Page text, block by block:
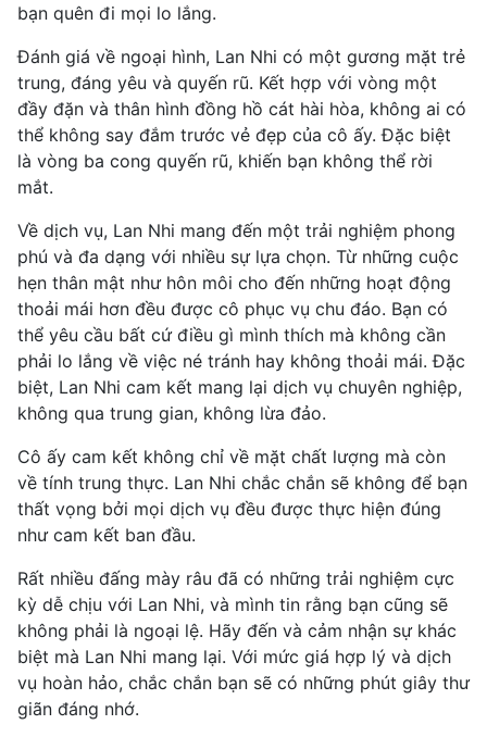
bạn quên đi mọi lo lắng.
Đánh giá về ngoại hình, Lan Nhi có một gương mặt trẻ
trung, đáng yêu và quyến rũ. Kết hợp với vòng một
đầy đặn và thân hình đồng hồ cát hài hòa, không ai có
thể không say đắm trước vẻ đẹp của cô ấy. Đặc biệt
là vòng ba cong quyến rũ, khiến bạn không thể rời
mắt.
Về dịch vụ, Lan Nhi mang đến một trải nghiệm phong
phú và đa dạng với nhiều sự lựa chọn. Từ những cuộc
hẹn thân mật như hôn môi cho đến những hoạt động
thoải mái hơn đều được cô phục vụ chu đáo. Bạn có
thể yêu cầu bất cứ điều gì mình thích mà không cần
phải lo lắng về việc né tránh hay không thoải mái. Đặc
biệt, Lan Nhi cam kết mang lại dịch vụ chuyên nghiệp,
không qua trung gian, không lừa đảo.
Cô ấy cam kết không chỉ về mặt chất lượng mà còn
về tính trung thực. Lan Nhi chắc chắn sẽ không để bạn
thất vọng bởi mọi dịch vụ đều được thực hiện đúng
như cam kết ban đầu.
Rất nhiều đấng mày râu đã có những trải nghiệm cực
kỳ dễ chịu với Lan Nhi, và mình tin rằng bạn cũng sẽ
không phải là ngoại lệ. Hãy đến và cảm nhận sự khác
biệt mà Lan Nhi mang lại. Với mức giá hợp lý và dịch
vụ hoàn hảo, chắc chắn bạn sẽ có những phút giây thư
giãn đáng nhớ.